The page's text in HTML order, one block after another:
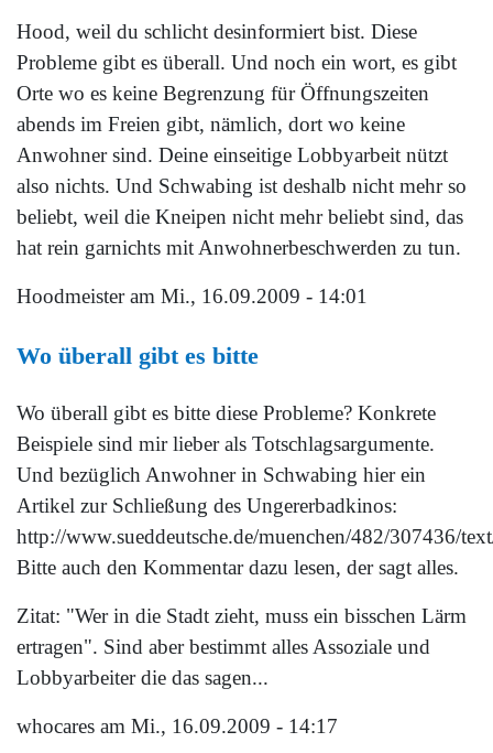
Hood, weil du schlicht desinformiert bist. Diese
Probleme gibt es überall. Und noch ein wort, es gibt
Orte wo es keine Begrenzung für Öffnungszeiten
abends im Freien gibt, nämlich, dort wo keine
Anwohner sind. Deine einseitige Lobbyarbeit nützt
also nichts. Und Schwabing ist deshalb nicht mehr so
beliebt, weil die Kneipen nicht mehr beliebt sind, das
hat rein garnichts mit Anwohnerbeschwerden zu tun.
Hoodmeisteram Mi., 16.09.2009 - 14:01
Wo überall gibt es bitte
Wo überall gibt es bitte diese Probleme? Konkrete
Beispiele sind mir lieber als Totschlagsargumente.
Und bezüglich Anwohner in Schwabing hier ein
Artikel zur Schließung des Ungererbadkinos:
http://www.sueddeutsche.de/muenchen/482/307436/
Bitte auch den Kommentar dazu lesen, der sagt alles.
Zitat: "Wer in die Stadt zieht, muss ein bisschen Lärm
ertragen". Sind aber bestimmt alles Assoziale und
Lobbyarbeiter die das sagen...
whocares am Mi., 16.09.2009 - 14:17